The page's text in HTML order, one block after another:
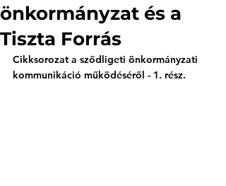
önkormányzat és a
Tiszta Forrás
Cikksorozat a sződligeti önkormányzati
kommunikáció működéséről - 1. rész.